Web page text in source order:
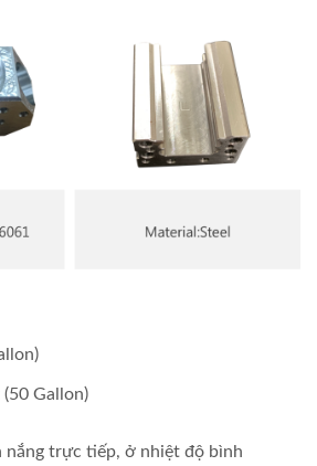
Gallon)
nắng trực tiếp, ở nhiệt độ bình